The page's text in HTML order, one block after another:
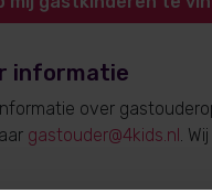
informatie
over
gastouder@4kids.nl .